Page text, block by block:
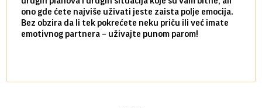
ono gde ćete najviše uživati jeste zaista polje emocija.
Bez obzira da li tek pokrećete neku priču ili već imate
emotivnog partnera – uživajte punom parom!